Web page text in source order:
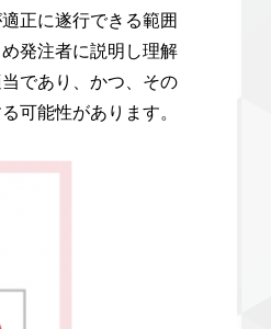
正に遂行できる範囲
発注者に説明し理解
であり、かつ、その
可能性があります。